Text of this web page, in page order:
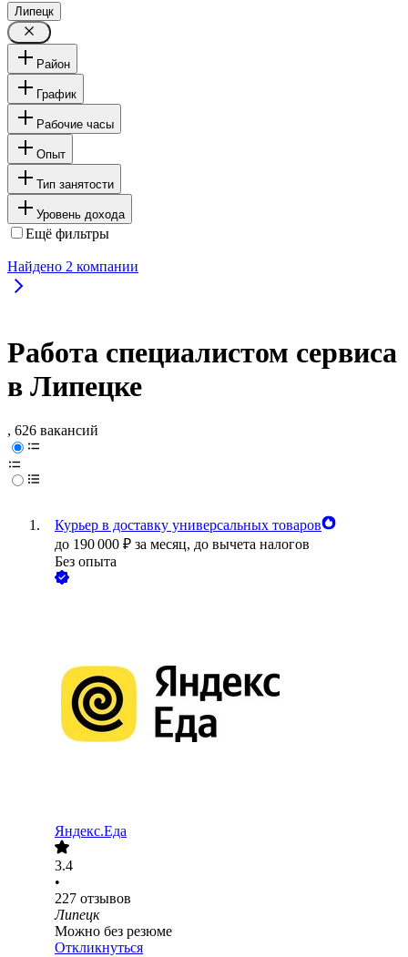
Липецк
Район
График
Рабочие часы
Опыт
Тип занятости
Уровень дохода
Ещё фильтры
Найдено 2 компании
Работа специалистом сервиса
в Липецке
, 626 вакансий
Курьер в доставку универсальных товаров
до 190 000 ₽ за месяц, до вычета налогов
Без опыта
Яндекс.Еда
3.4
•
227 отзывов
Липецк
Можно без резюме
Откликнуться